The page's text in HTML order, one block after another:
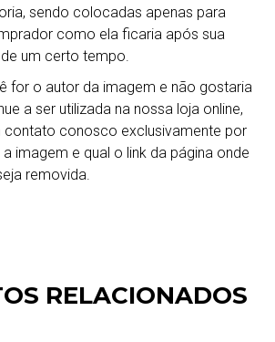
sendo colocadas apenas para
como ela ficaria após sua
um certo tempo.
for o autor da imagem e não gostaria
a ser utilizada na nossa loja online,
contato conosco exclusivamente por
imagem e qual o link da página onde
removida.
RELACIONADOS